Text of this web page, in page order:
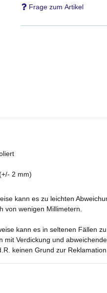
Frage zum Artikel
2 mm)
kann es zu leichten
von wenigen Millimetern.
kann es in seltenen Fällen
mit Verdickung und
keinen Grund zur